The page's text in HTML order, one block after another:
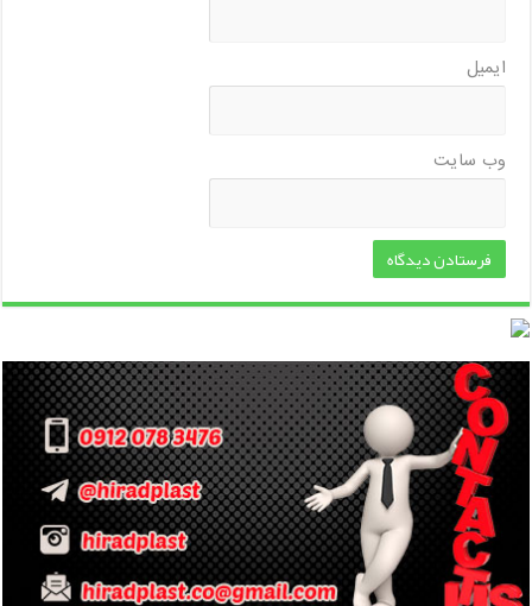
ایمیل
وب‌ سایت